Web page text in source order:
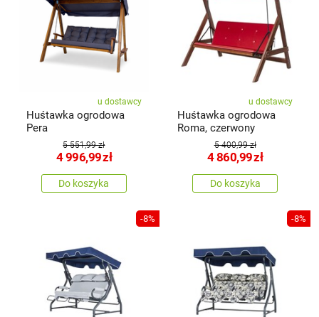
u dostawcy
Huśtawka ogrodowa
Pera
5 551,99 zł
4 996,99zł
Do koszyka
u dostawcy
Huśtawka ogrodowa
Roma, czerwony
5 400,99 zł
4 860,99zł
Do koszyka
-8% -8%